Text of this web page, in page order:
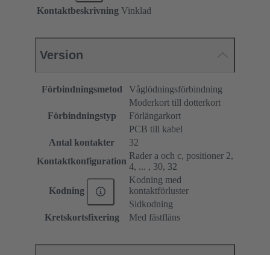
Kontaktbeskrivning Vinklad
Version
Förbindningsmetod Våglödningsförbindning
Förbindningstyp
Moderkort till dotterkort
Förlängarkort
PCB till kabel
Antal kontakter
32
Kontaktkonfiguration
Rader a och c, positioner 2,
4, ... , 30, 32
Kodning
Kodning med
kontaktförluster
Sidkodning
Kretskortsfixering
Med fästfläns